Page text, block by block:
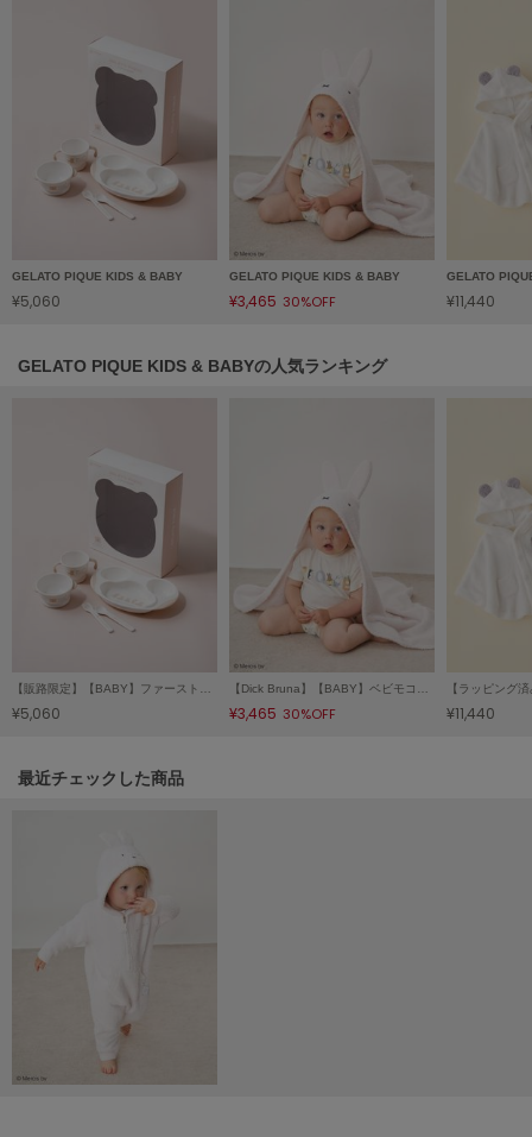
sanrio house
サンリオハウス
SESAME STREET MARKET
セサミストリートマーケット
Sneakers by emmi
スニーカーズ バイ エミ
スノーピーク
SNIDEL HOME
スナイデル ホーム
ソフェル
SOMEWHERE BUTTER.
サムウェアバター
SORIN
ソリン
スタイルヴォイスフォー
swanë
スワネ
トーアンドトー
GELATO PIQUE KIDS & BABY
¥5,060
GELATO PIQUE KIDS & BABY
¥3,465 30%OFF
GELATO
¥11,440
GELATO PIQUE KIDS & BABYの人気ランキング
¥5,060 ¥3,465 30%OFF ¥11,440
関連記事
最近チェックした商品